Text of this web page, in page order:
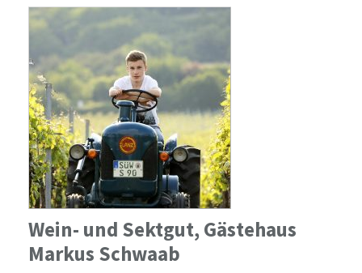
Wein- und Sektgut, Gästehaus
Markus Schwaab